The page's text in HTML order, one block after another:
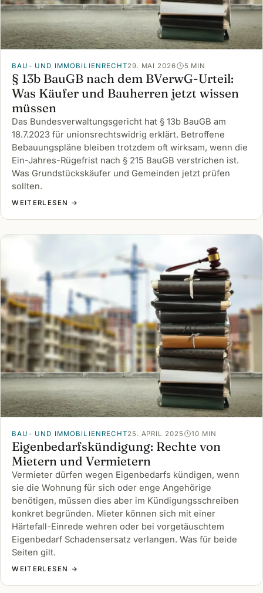
BAU- UND IMMOBILIENRECHT29. MAI 2026 5 MIN
§ 13b BauGB nach dem BVerwG-Urteil:
Was Käufer und Bauherren jetzt wissen
müssen
Das Bundesverwaltungsgericht hat § 13b BauGB am
18.7.2023 für unionsrechtswidrig erklärt. Betroffene
Bebauungspläne bleiben trotzdem oft wirksam, wenn die
Ein-Jahres-Rügefrist nach § 215 BauGB verstrichen ist.
Was Grundstückskäufer und Gemeinden jetzt prüfen
sollten.
WEITERLESEN →
BAU- UND IMMOBILIENRECHT25. APRIL 2025 10 MIN
Eigenbedarfskündigung: Rechte von
Mietern und Vermietern
Vermieter dürfen wegen Eigenbedarfs kündigen, wenn
sie die Wohnung für sich oder enge Angehörige
benötigen, müssen dies aber im Kündigungsschreiben
konkret begründen. Mieter können sich mit einer
Härtefall-Einrede wehren oder bei vorgetäuschtem
Eigenbedarf Schadensersatz verlangen. Was für beide
Seiten gilt.
WEITERLESEN →